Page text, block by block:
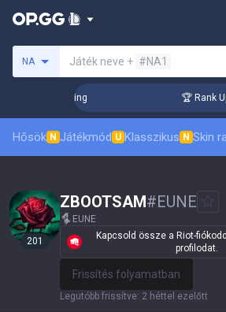
NA Játék neve + #NA1
Coaching 🏆 Rank
Hősök N Játékmód U Klasszikus N Skin
201
ZBOOTSAM#EUNE
EUNE
Kapcsold össze a Riot-
profilodat.
Frissítés folyamatban
Legutóbb frissítve: 2 héttel ezelőtt